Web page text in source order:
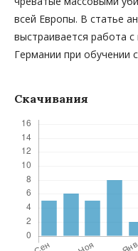
всей Европы. В статье
выстраивается работа
Германии при обучении
Скачивания